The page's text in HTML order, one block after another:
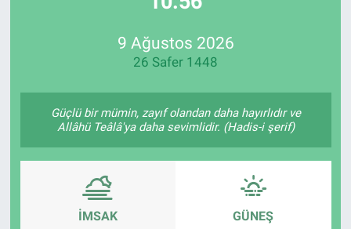
9 Ağustos 2026
26 Safer 1448
Güçlü bir mümin, zayıf olandan daha hayırlıdır ve
Allâhü Teâlâ'ya daha sevimlidir. (Hadis-i şerif)
İMSAK GÜNEŞ
Özel Haberler
Kadın
Erişim Bilgileri